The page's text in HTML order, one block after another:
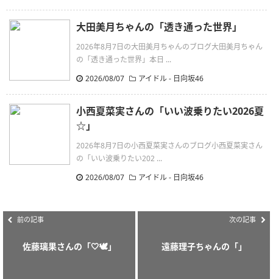
大田美月ちゃんの「透き通った世界」
2026年8月7日の大田美月ちゃんのブログ大田美月ちゃん
の「透き通った世界」本日 ...
2026/08/07
アイドル - 日向坂46
小西夏菜実さんの「いい波乗りたい2026夏‪
☆」
2026年8月7日の小西夏菜実さんのブログ小西夏菜実さん
の「いい波乗りたい202 ...
2026/08/07
アイドル - 日向坂46
前の記事
佐藤璃果さんの「‎‎🤍🕊」
次の記事
遠藤理子ちゃんの「」